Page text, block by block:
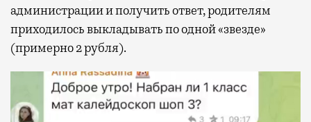
администрации и получить ответ, родителям
приходилось выкладывать по одной «звезде»
(примерно 2 рубля).
Видеоплеер